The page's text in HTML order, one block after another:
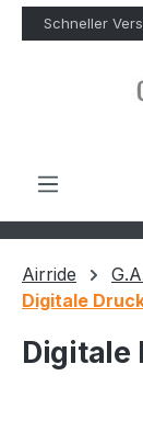
Zum Schneller
Airride
Digitale
Digitale